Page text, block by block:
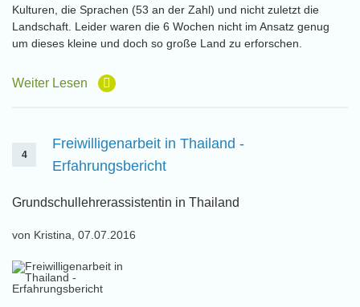
Kulturen, die Sprachen (53 an der Zahl) und nicht zuletzt die
Landschaft. Leider waren die 6 Wochen nicht im Ansatz genug
um dieses kleine und doch so große Land zu erforschen.
Weiter Lesen
4
Freiwilligenarbeit in Thailand -
Erfahrungsbericht
Grundschullehrerassistentin in Thailand
von Kristina, 07.07.2016